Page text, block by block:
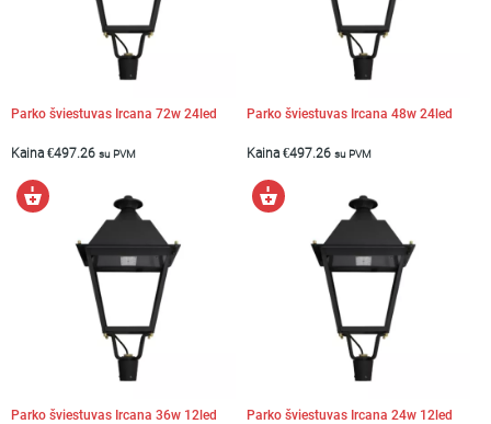
Parko šviestuvas Ircana 72w 24led
Kaina €497.26 su PVM
Parko šviestuvas Ircana 48w 24led
Kaina €497.26 su PVM
Parko šviestuvas Ircana 36w 12led
Į
krepšelį
Parko šviestuvas Ircana 24w 12led
Į
krepšelį